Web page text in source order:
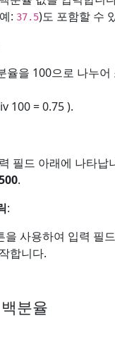
: 37.5)도 포함할 수
율을 100으로 나누어
100 = 0.75 ).
필드 아래에 나타납
.
:
을 사용하여 입력 필
합니다.
분율